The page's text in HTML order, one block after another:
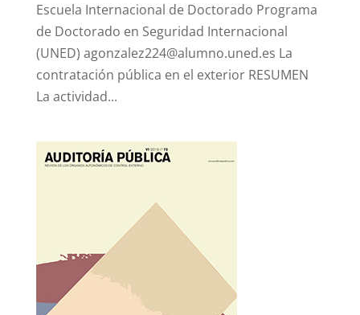
Escuela Internacional de Doctorado Programa
de Doctorado en Seguridad Internacional
(UNED) agonzalez224@alumno.uned.es La
contratación pública en el exterior RESUMEN
La actividad...